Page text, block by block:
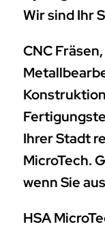
Wir sind Ihr
CNC
Ihrer Stadt
MicroTech.
wenn Sie
HSA